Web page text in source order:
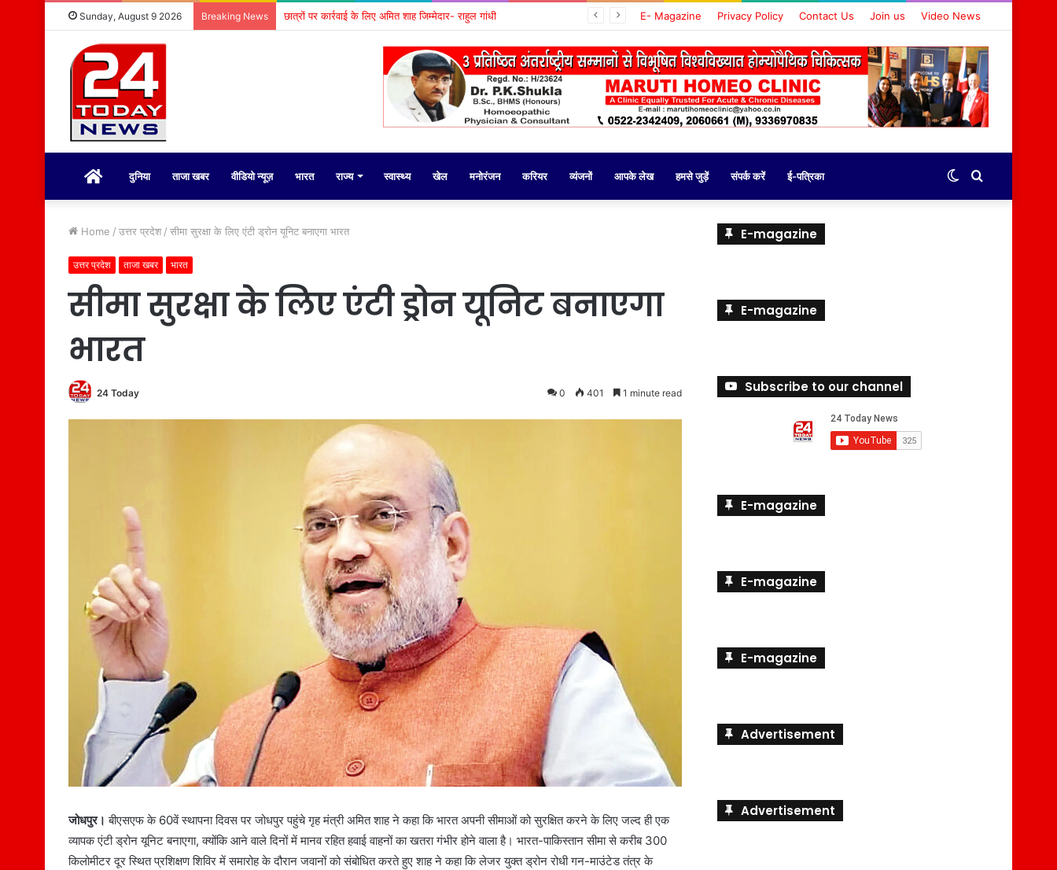
Sunday, August 9 2026 Breaking News छात्रों पर कार्रवाई के लिए अमित शाह जिम्मेदार- राहुल गांधी E- Magazine Privacy Policy Contact Us Join us Video News
होम दुनिया ताजा खबर वीडियो न्यूज़ भारत राज्य स्वास्थ्य खेल मनोरंजन करियर व्यंजनों आपके लेख हमसे जुड़ें संपर्क करें ई-पत्रिका Search
Switch
Home / उत्तर प्रदेश / सीमा सुरक्षा के लिए एंटी ड्रोन यूनिट बनाएगा भारत
उत्तर प्रदेश ताजा खबर भारत
सीमा सुरक्षा के लिए एंटी ड्रोन यूनिट बनाएगा
भारत
24 Today 0 401 1 minute read
जोधपुर।बीएसएफ के 60वें स्थापना दिवस पर जोधपुर पहुंचे गृह मंत्री अमित शाह ने कहा कि भारत अपनी सीमाओं को सुरक्षित करने के लिए जल्द ही एक
व्यापक एंटी ड्रोन यूनिट बनाएगा, क्योंकि आने वाले दिनों में मानव रहित हवाई वाहनों का खतरा गंभीर होने वाला है। भारत-पाकिस्तान सीमा से करीब 300
किलोमीटर दूर स्थित प्रशिक्षण शिविर में समारोह के दौरान जवानों को संबोधित करते हुए शाह ने कहा कि लेजर युक्त ड्रोन रोधी गन-माउंटेड तंत्र के
E-magazine
E-magazine
Subscribe to our channel
E-magazine
E-magazine
E-magazine
Advertisement
Advertisement